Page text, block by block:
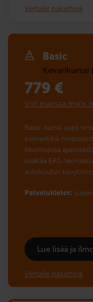
Vertaile paketteja
Basic
Kevarikurssi
779 €
Voit maksaa myös
Basic-kurssi sopii
esimerkiksi
liikenteessä
sisältää EAS-
autokoulun
Palvelukielet:
Lue lisää ja
Vertaile paketteja